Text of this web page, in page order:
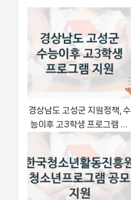
P
s
t
o
경상남도 고성군 지원정책, 수
능이후 고3학생 프로그램 지
원, 신청 방법과 구비 서류